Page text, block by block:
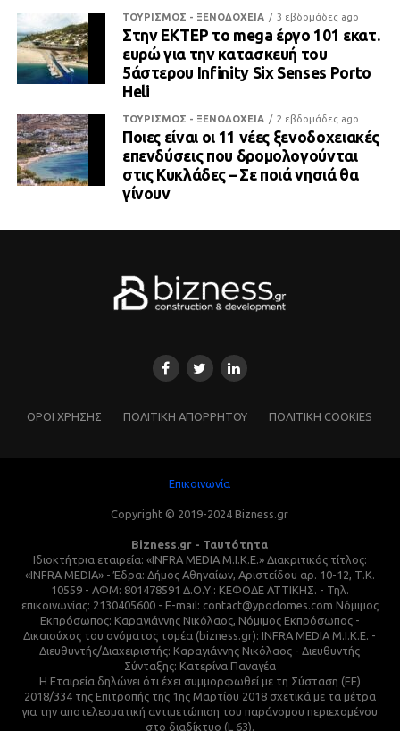
ΤΟΥΡΙΣΜΟΣ - ΞΕΝΟΔΟΧΕΙΑ 3 εβδομάδες ago
Στην ΕΚΤΕΡ το mega έργο 101 εκατ.
ευρώ για την κατασκευή του
5άστερου Infinity Six Senses Porto
Heli
ΤΟΥΡΙΣΜΟΣ - ΞΕΝΟΔΟΧΕΙΑ 2 εβδομάδες ago
Ποιες είναι οι 11 νέες ξενοδοχειακές
επενδύσεις που δρομολογούνται
στις Κυκλάδες – Σε ποιά νησιά θα
γίνουν
ΌΡΟΙ ΧΡΗΣΗΣ ΠΟΛΙΤΙΚΗ ΑΠΟΡΡΗΤΟΥ ΠΟΛΙΤΙΚΗ COOKIES
Επικοινωνία
Copyright © 2019-2024 Bizness.gr
Bizness.gr - Ταυτότητα
Ιδιοκτήτρια εταιρεία: «INFRA MEDIA M.I.K.E.» Διακριτικός τίτλος:
«INFRA MEDIA» - Έδρα: Δήμος Αθηναίων, Αριστείδου αρ. 10-12, Τ.Κ.
10559 - ΑΦΜ: 801478591 Δ.Ο.Υ.: ΚΕΦΟΔΕ ΑΤΤΙΚΗΣ. - Τηλ.
επικοινωνίας: 2130405600 - E-mail: contact@ypodomes.com Νόμιμος
Εκπρόσωπος: Καραγιάννης Νικόλαος, Νόμιμος Εκπρόσωπος -
Δικαιούχος του ονόματος τομέα (bizness.gr): INFRA MEDIA M.I.K.E. -
Διευθυντής/Διαχειριστής: Καραγιάννης Νικόλαος - Διευθυντής
Σύνταξης: Κατερίνα Παναγέα
Η Εταιρεία δηλώνει ότι έχει συμμορφωθεί με τη Σύσταση (ΕΕ)
2018/334 της Επιτροπής της 1ης Μαρτίου 2018 σχετικά με τα μέτρα
για την αποτελεσματική αντιμετώπιση του παράνομου περιεχομένου
στο διαδίκτυο (L 63).